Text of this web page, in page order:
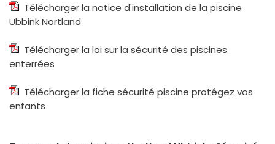
Télécharger la notice d'installation de la piscine
Ubbink Nortland
Télécharger la loi sur la sécurité des piscines
enterrées
Télécharger la fiche sécurité piscine protégez vos
enfants